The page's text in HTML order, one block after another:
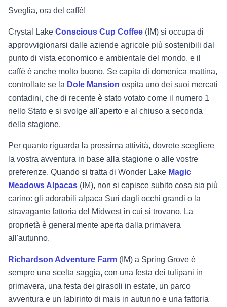
Sveglia, ora del caffè!
Crystal Lake Conscious Cup Coffee (IM) si occupa di
approvvigionarsi dalle aziende agricole più sostenibili dal
punto di vista economico e ambientale del mondo, e il
caffè è anche molto buono. Se capita di domenica mattina,
controllate se la Dole Mansion ospita uno dei suoi mercati
contadini, che di recente è stato votato come il numero 1
nello Stato e si svolge all'aperto e al chiuso a seconda
della stagione.
Per quanto riguarda la prossima attività, dovrete scegliere
la vostra avventura in base alla stagione o alle vostre
preferenze. Quando si tratta di Wonder Lake Magic
Meadows Alpacas (IM), non si capisce subito cosa sia più
carino: gli adorabili alpaca Suri dagli occhi grandi o la
stravagante fattoria del Midwest in cui si trovano. La
proprietà è generalmente aperta dalla primavera
all'autunno.
Richardson Adventure Farm (IM) a Spring Grove è
sempre una scelta saggia, con una festa dei tulipani in
primavera, una festa dei girasoli in estate, un parco
avventura e un labirinto di mais in autunno e una fattoria